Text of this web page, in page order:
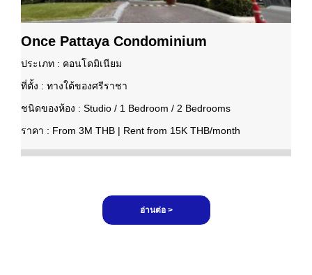
Once Pattaya Condominium
ประเภท : คอนโดมิเนียม
ที่ตั้ง : ทางใต้ของศรีราชา
ชนิดของห้อง : Studio / 1 Bedroom / 2 Bedrooms
ราคา : From 3M THB | Rent from 15K THB/month
อ่านต่อ >